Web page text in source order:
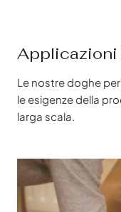
Applicazioni
Le nostre doghe
le esigenze della
larga scala.